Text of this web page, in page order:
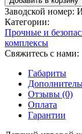
Детский
игровой
комплекс
ИК001012
"Урбан"
Заводской номер:
Категории:
Прочные и
комплексы
Свяжитесь с нами:
Габариты
Отзывы (0)
Оплата
Гарантии